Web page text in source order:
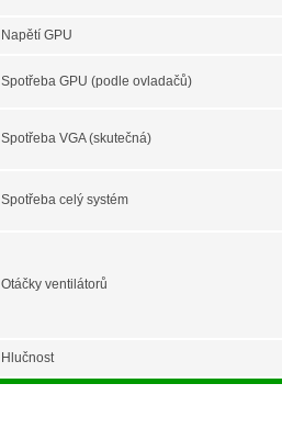
Napětí GPU
Spotřeba GPU (podle ovladačů)
Spotřeba VGA (skutečná)
Spotřeba celý systém
Otáčky ventilátorů
Hlučnost